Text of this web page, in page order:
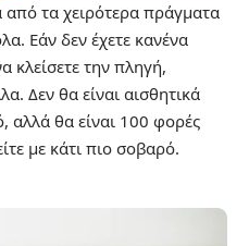
από τα χειρότερα πράγματα
Εάν δεν έχετε κανένα
κλείσετε την πληγή,
Δεν θα είναι αισθητικά
αλλά θα είναι 100 φορές
με κάτι πιο σοβαρό.